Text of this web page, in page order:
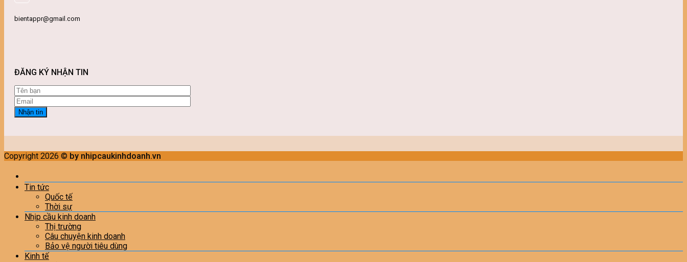
bientappr@gmail.com
ĐĂNG KÝ NHẬN TIN
Copyright 2026 © by nhipcaukinhdoanh.vn
Tin tức
Quốc tế
Thời sự
Nhịp cầu kinh doanh
Thị trường
Câu chuyện kinh doanh
Bảo vệ người tiêu dùng
Kinh tế